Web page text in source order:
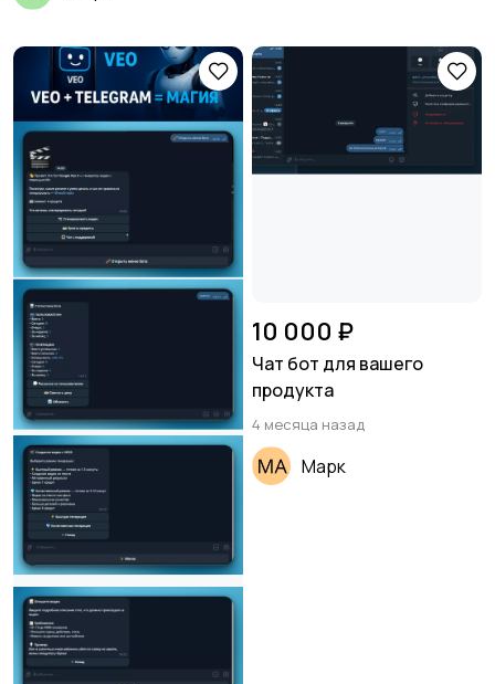
10 000 ₽
Чат бот для вашего
продукта
4 месяца назад
Марк